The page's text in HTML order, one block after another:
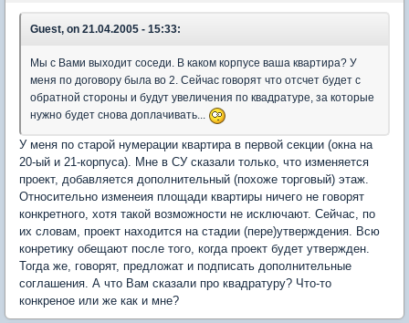
Guest, on 21.04.2005 - 15:33:
Мы с Вами выходит соседи. В каком корпусе ваша квартира? У
меня по договору была во 2. Сейчас говорят что отсчет будет с
обратной стороны и будут увеличения по квадратуре, за которые
нужно будет снова доплачивать...
У меня по старой нумерации квартира в первой секции (окна на
20-ый и 21-корпуса). Мне в СУ сказали только, что изменяется
проект, добавляется дополнительный (похоже торговый) этаж.
Относительно изменеия площади квартиры ничего не говорят
конкретного, хотя такой возможности не исключают. Сейчас, по
их словам, проект находится на стадии (пере)утверждения. Всю
конретику обещают после того, когда проект будет утвержден.
Тогда же, говорят, предложат и подписать дополнительные
соглашения. А что Вам сказали про квадратуру? Что-то
конкреное или же как и мне?